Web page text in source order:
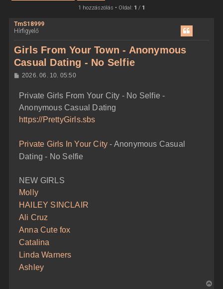
1 hozzászólás • Oldal: 1 / 1
TmS18999
Hírfigyelő
Girls From Your Town - Anonymous
Casual Dating - No Selfie
H
z
á
s
z
ó
s
2026. 06. 10. 05:50
Private Girls From Your City - No Selfie -
Anonymous Casual Dating
https://PrettyGirls.sbs
Private Girls In Your City - Anonymous Casual
Dating - No Selfie
NEW GIRLS
Molly
HAILEY SINCLAIR
Ali Cruz
Anna Cute fox
Catalina
Linda Warners
Ashley